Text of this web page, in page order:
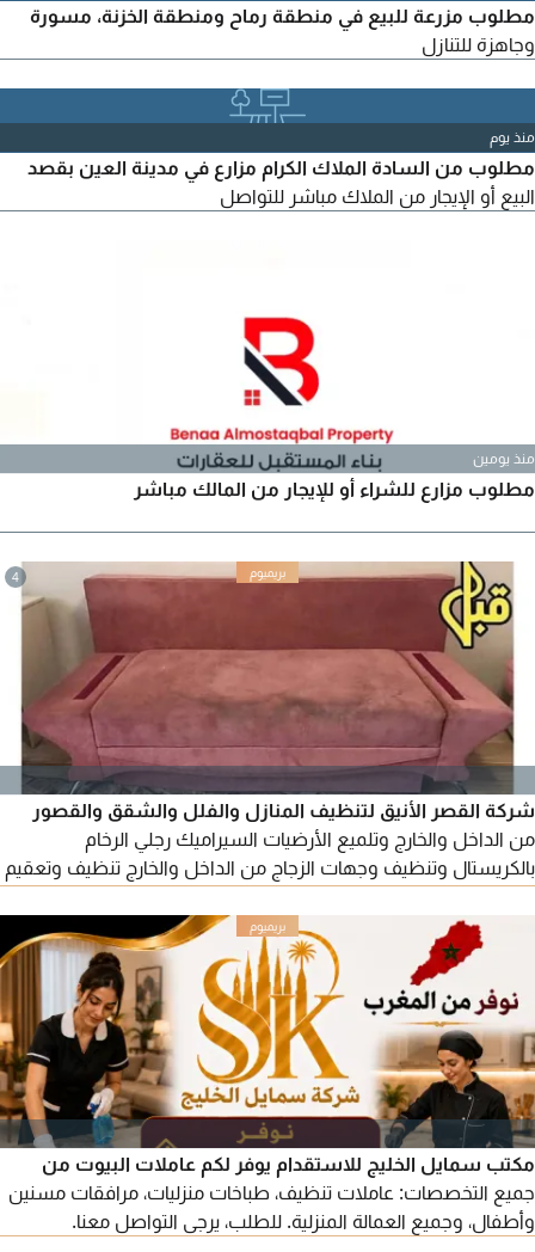
مطلوب مزرعة للبيع في منطقة رماح ومنطقة الخزنة، مسورة
وجاهزة للتنازل
منذ يوم
مطلوب من السادة الملاك الكرام مزارع في مدينة العين بقصد
البيع أو الإيجار من الملاك مباشر للتواصل
منذ يومين
مطلوب مزارع للشراء أو للإيجار من المالك مباشر
4
شركة القصر الأنيق لتنظيف المنازل والفلل والشقق والقصور
من الداخل والخارج وتلميع الأرضيات السيراميك رجلي الرخام
بالكريستال وتنظيف وجهات الزجاج من الداخل والخارج تنظيف وتعقيم
بالمواد المخصصه تنظيف الكنب والسجاد والستائر والمراتب تنظيف
النجف خصم 20 علي جميع الأعمال اتصل الآن
مكتب سمايل الخليج للاستقدام يوفر لكم عاملات البيوت من
جميع التخصصات: عاملات تنظيف، طباخات منزليات، مرافقات مسنين
وأطفال، وجميع العمالة المنزلية. للطلب، يرجى التواصل معنا.